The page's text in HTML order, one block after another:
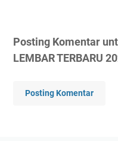
Posting Komentar
LEMBAR TERBARU
Posting Komentar